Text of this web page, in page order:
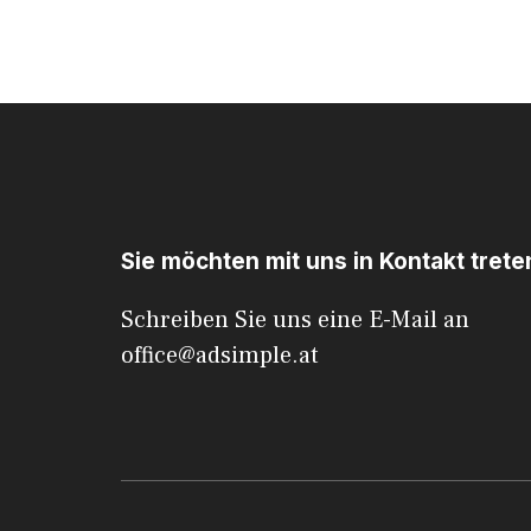
Sie möchten mit uns in Kontakt
Schreiben Sie uns eine E-Mail an
office@adsimple.at